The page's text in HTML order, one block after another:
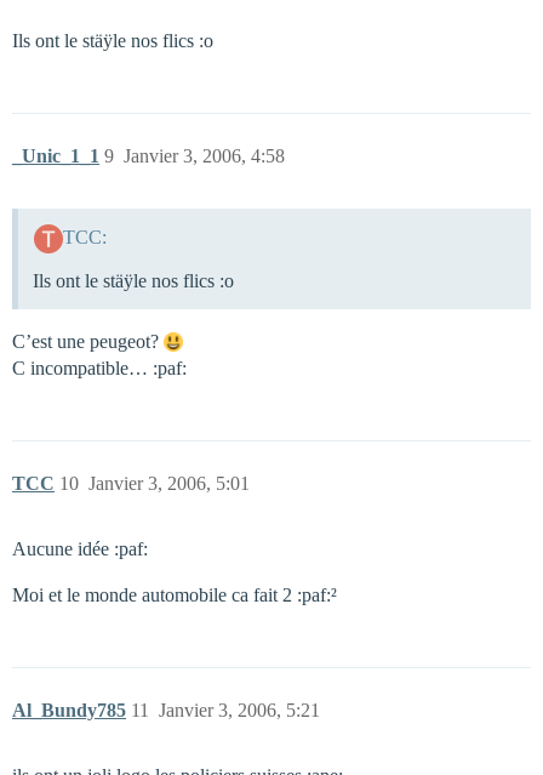
Ils ont le stäÿle nos flics :o
_Unic_1_1 Janvier 3, 2006, 4:58
9
TCC:
Ils ont le stäÿle nos flics :o
C’est une peugeot?
C incompatible… :paf:
TCC Janvier 3, 2006, 5:01
10
Aucune idée :paf:
Moi et le monde automobile ca fait 2 :paf:²
Al_Bundy785 Janvier 3, 2006, 5:21
11